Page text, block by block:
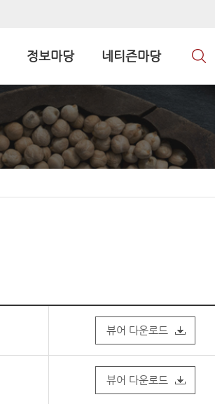
정보마당 네티즌마당
뷰어 다운로드
뷰어 다운로드